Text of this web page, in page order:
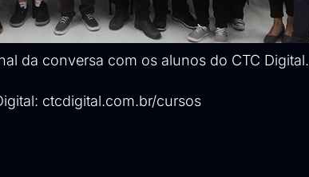
da conversa com os alunos do CTC Digital.
ctcdigital.com.br/cursos